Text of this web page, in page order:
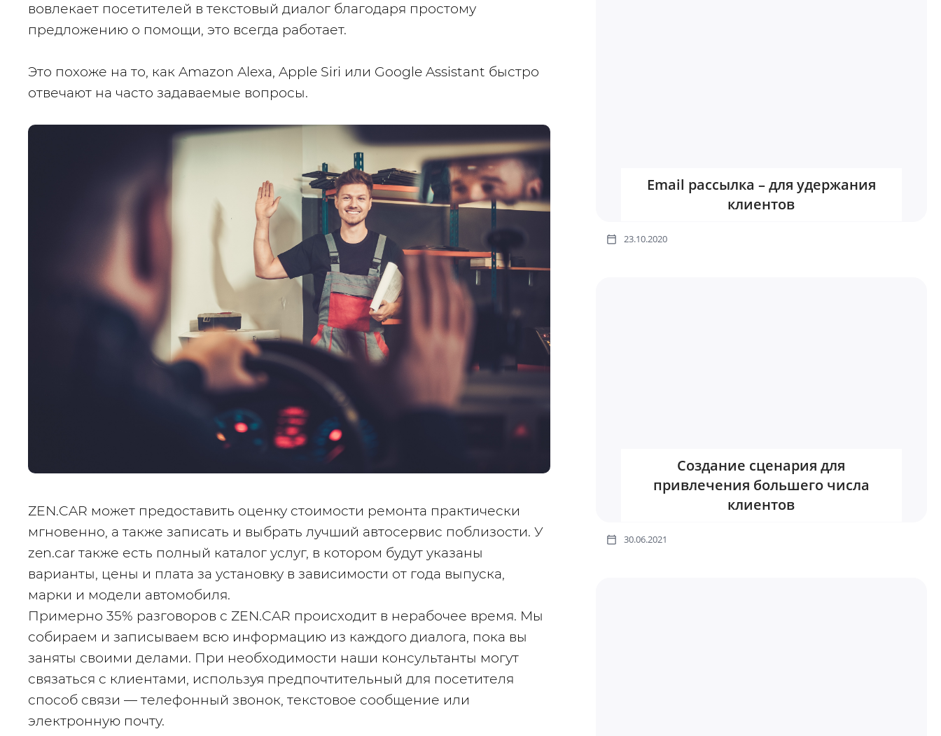
вовлекает посетителей в текстовый диалог благодаря простому
предложению о помощи, это всегда работает.
Это похоже на то, как Amazon Alexa, Apple Siri или Google Assistant быстро
отвечают на часто задаваемые вопросы.
ZEN.CAR может предоставить оценку стоимости ремонта практически
мгновенно, а также записать и выбрать лучший автосервис поблизости. У
zen.car также есть полный каталог услуг, в котором будут указаны
варианты, цены и плата за установку в зависимости от года выпуска,
марки и модели автомобиля.
Примерно 35% разговоров с ZEN.CAR происходит в нерабочее время. Мы
собираем и записываем всю информацию из каждого диалога, пока вы
заняты своими делами. При необходимости наши консультанты могут
связаться с клиентами, используя предпочтительный для посетителя
способ связи — телефонный звонок, текстовое сообщение или
электронную почту.
Email рассылка – для удержания
клиентов
23.10.2020
Создание сценария для
привлечения большего числа
клиентов
30.06.2021